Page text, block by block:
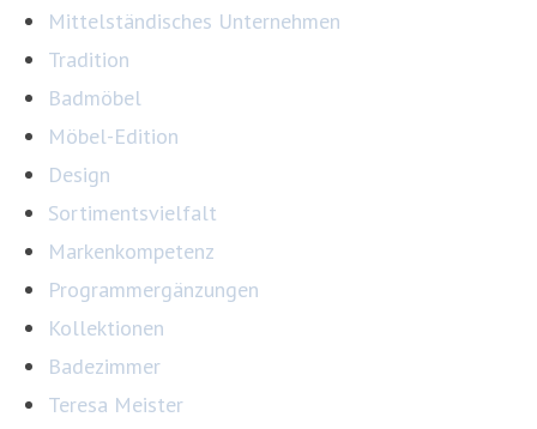
Mittelständisches Unternehmen
Tradition
Badmöbel
Möbel-Edition
Design
Sortimentsvielfalt
Markenkompetenz
Programmergänzungen
Kollektionen
Badezimmer
Teresa Meister